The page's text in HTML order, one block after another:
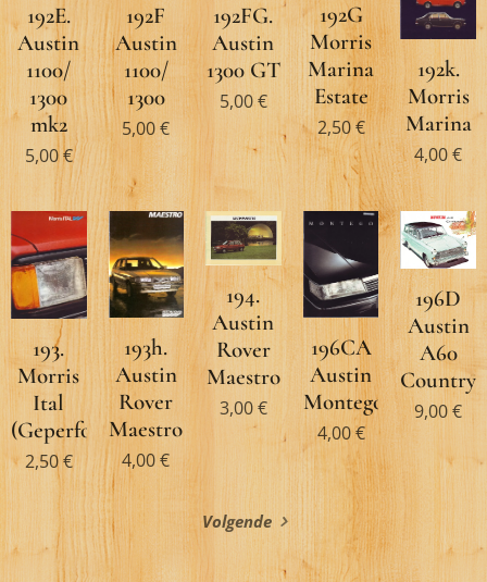
192E.
Austin
1100/
1300
mk2
5,00€
192F
Austin
1100/
1300
5,00€
192FG.
Austin
1300 GT
5,00€
192G
Morris
Marina
Estate
2,50€
192k.
Morris
Marina
4,00€
193.
Morris
Ital
(Geperforeerd)
2,50€
193h.
Austin
Rover
Maestro
4,00€
194.
Austin
Rover
Maestro
3,00€
196CA
Austin
Montego
4,00€
196D
Austin
A60
9,00€
Volgende